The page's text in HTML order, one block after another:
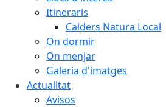
Itineraris
Calders Natura Local
On dormir
On menjar
Galeria d'imatges
Actualitat
Avisos